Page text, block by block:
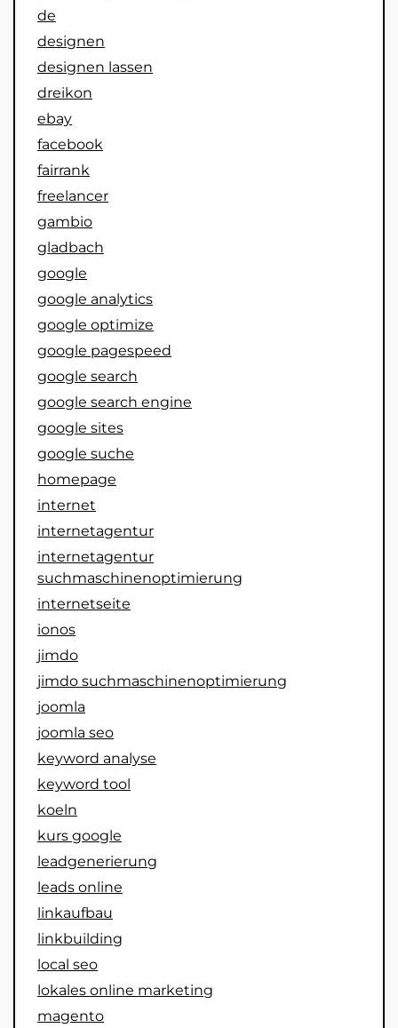
de
designen
designen lassen
dreikon
ebay
facebook
fairrank
freelancer
gambio
gladbach
google
google analytics
google optimize
google pagespeed
google search
google search engine
google sites
google suche
homepage
internet
internetagentur
internetagentur
suchmaschinenoptimierung
internetseite
ionos
jimdo
jimdo suchmaschinenoptimierung
joomla
joomla seo
keyword analyse
keyword tool
koeln
kurs google
leadgenerierung
leads online
linkaufbau
linkbuilding
local seo
lokales online marketing
magento